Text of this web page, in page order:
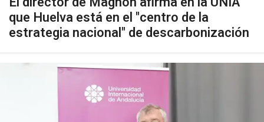
que Huelva está en el "centro de la
estrategia nacional" de descarbonización